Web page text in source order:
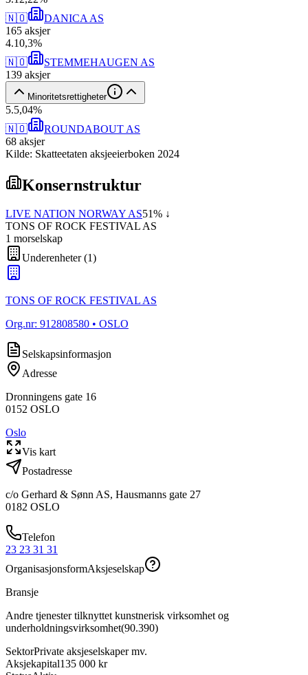
🇳🇴
DANICA AS
165 aksjer
4.10,3%
🇳🇴
STEMMEHAUGEN AS
139 aksjer
Minoritetsrettigheter
5.5,04%
🇳🇴
ROUNDABOUT AS
68 aksjer
Kilde: Skatteetaten aksjeeierboken 2024
Konsernstruktur
LIVE NATION NORWAY AS51% ↓
TONS OF ROCK FESTIVAL AS
1 morselskap
Underenheter(1)
TONS OF ROCK FESTIVAL AS
Org.nr: 912808580 • OSLO
Selskapsinformasjon
Adresse
Dronningens gate 16
0152 OSLO
Oslo
Vis kart
Postadresse
c/o Gerhard & Sønn AS, Hausmanns gate 27
0182 OSLO
Telefon
23 23 31 31
OrganisasjonsformAksjeselskap
Bransje
Andre tjenester tilknyttet kunstnerisk virksomhet og
underholdningsvirksomhet(90.390)
SektorPrivate aksjeselskaper mv.
Aksjekapital135 000 kr